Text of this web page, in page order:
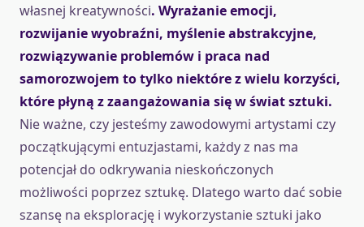
własnej kreatywności. Wyrażanie emocji,
rozwijanie wyobraźni, myślenie abstrakcyjne,
rozwiązywanie problemów i praca nad
samorozwojem to tylko niektóre z wielu korzyści,
które płyną z zaangażowania się w świat sztuki.
Nie ważne, czy jesteśmy zawodowymi artystami czy
początkującymi entuzjastami, każdy z nas ma
potencjał do odkrywania nieskończonych
możliwości poprzez sztukę. Dlatego warto dać sobie
szansę na eksplorację i wykorzystanie sztuki jako